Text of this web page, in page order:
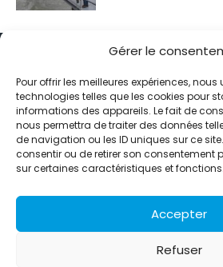
Gérer le
Pour offrir les meilleures expériences, nous
technologies telles que les cookies pour
informations des appareils. Le fait de
nous permettra de traiter des données
de navigation ou les ID uniques sur ce
consentir ou de retirer son consentement
sur certaines caractéristiques et fonctions.
Accepter
Refuser
Alternative Média est une agence de
relations publiques basée à Grenoble.
pilote des stratégies de visibilité en
grâce à un réseau d’agences